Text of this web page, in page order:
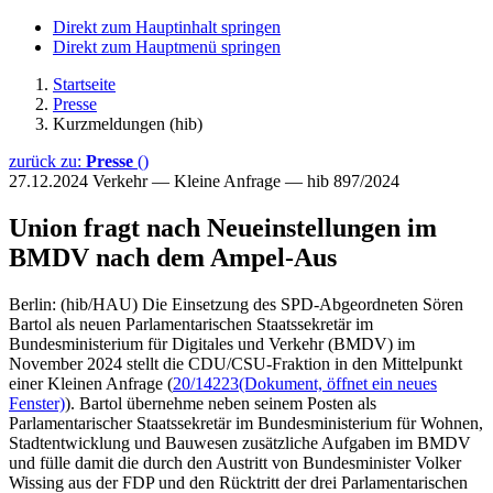
Direkt zum Hauptinhalt springen
Direkt zum Hauptmenü springen
Startseite
Presse
Kurzmeldungen (hib)
zurück zu: Presse ()
27.12.2024 Verkehr — Kleine Anfrage — hib 897/2024
Union fragt nach Neueinstellungen im
BMDV nach dem Ampel-Aus
Berlin: (hib/HAU) Die Einsetzung des SPD-Abgeordneten Sören
Bartol als neuen Parlamentarischen Staatssekretär im
Bundesministerium für Digitales und Verkehr (BMDV) im
November 2024 stellt die CDU/CSU-Fraktion in den Mittelpunkt
einer Kleinen Anfrage (20/14223(Dokument, öffnet ein neues
Fenster)). Bartol übernehme neben seinem Posten als
Parlamentarischer Staatssekretär im Bundesministerium für Wohnen,
Stadtentwicklung und Bauwesen zusätzliche Aufgaben im BMDV
und fülle damit die durch den Austritt von Bundesminister Volker
Wissing aus der FDP und den Rücktritt der drei Parlamentarischen